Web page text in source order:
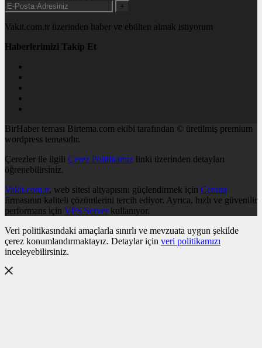
+
Vakit.com.tr üzerinden haber ve ebülten almak istiyorum
Haberlerimizi Takip Et
BirHaber teması Birtema.com ekibi tarafından © üretilmiş premium
wordpress temasıdır.
Çerezler ile ilgili Çerez Politikamız linki üzerinden detayları
öğrenebilirsiniz.
Vakit.com.tr, web sitesi altyapısını güçlendirmek için Cenuta
firmasının kaliteli çözümlerini tercih ediyor. Ayrıca, hızlı ve güvenilir
performans için VPS Serverkullanıyor.
Veri politikasındaki amaçlarla sınırlı ve mevzuata uygun şekilde
çerez konumlandırmaktayız. Detaylar için veri politikamızı
inceleyebilirsiniz.